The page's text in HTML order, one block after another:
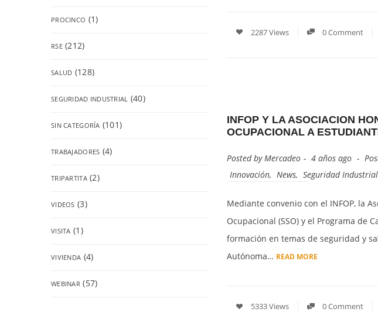
PROCINCO (1)
RSE(212)
SALUD (128)
SEGURIDAD INDUSTRIAL (40)
SIN CATEGORÍA (101)
TRABAJADORES (4)
TRIPARTITA(2)
VIDEOS (3)
VISITA (1)
VIVIENDA (4)
WEBINAR(57)
2287 Views 0 Comment
INFOP Y LA ASOCIACION
OCUPACIONAL A
Posted byMercadeo 4 años ago
Innovación, News, Seguridad Industrial
Mediante convenio con el INFOP, la
Ocupacional (SSO) y el Programa de
formación en temas de seguridad y
Autónoma… READ MORE
5333 Views 0 Comment